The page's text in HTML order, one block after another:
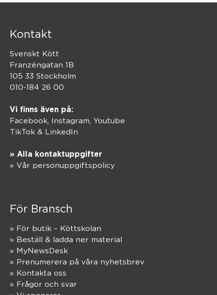
Kontakt
Svenskt Kött
Franzéngatan 1B
105 33 Stockholm
010-184 26 00
Vi finns även på:
Facebook, Instagram Youtube
TikTok & LinkedIn
» Alla kontaktuppgifter
» Vår personuppgiftspolicy
För Bransch
» För butik – Köttskolan
» Beställ & ladda ner material
» MyNewsDesk
» Prenumerera på våra nyhetsbrev
» Kontakta oss
» Frågor och svar